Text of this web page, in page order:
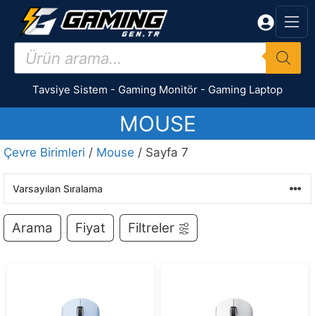
İçeriğe
Products
search
Tavsiye Sistem - Gaming Monitör - Gaming Laptop
MOUSE
Çevre Birimleri / Mouse / Sayfa 7
Arama Fiyat Filtreler